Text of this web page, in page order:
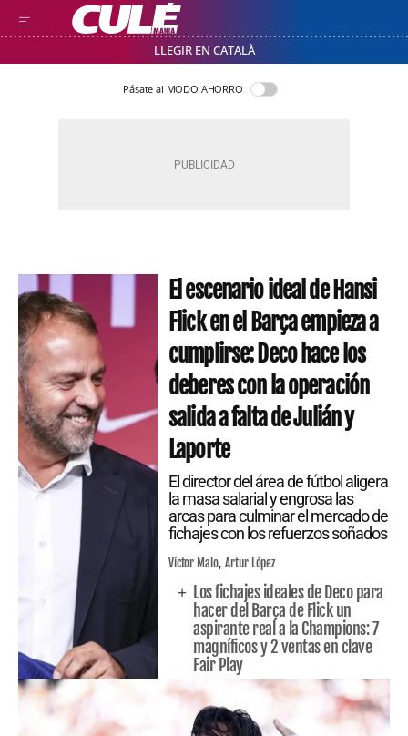
LLEGIR EN CATALÀ
Pásate al MODO AHORRO
El escenario ideal de Hansi
Flick en el Barça empieza a
cumplirse: Deco hace los
deberes con la operación
salida a falta de Julián y
Laporte
El director del área de fútbol aligera
la masa salarial y engrosa las
arcas para culminar el mercado de
fichajes con los refuerzos soñados
Víctor Malo Artur López
Los fichajes ideales de Deco para
hacer del Barça de Flick un
aspirante real a la Champions: 7
magníficos y 2 ventas en clave
Fair Play